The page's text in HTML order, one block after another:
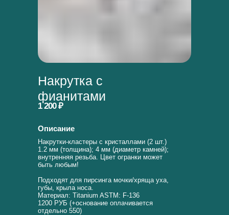
Накрутка с
фианитами
Описание
Накрутки-кластеры с кристаллами (2 шт.)
1.2 мм (толщина); 4 мм (диаметр камней);
внутренняя резьба. Цвет огранки может
быть любым!
Подходят для пирсинга мочки/хряща уха,
губы, крыла носа.
Материал: Titanium ASTM: F-136
1200 РУБ (+основание оплачивается
отдельно 550)
1 200 ₽